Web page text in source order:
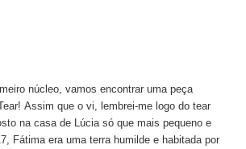
de Vinhos e Queijo
núcleo, vamos encontrar uma peça
Assim que o vi, lembrei-me logo do tear
na casa de Lúcia só que mais pequeno e
Fátima era uma terra humilde e habitada por